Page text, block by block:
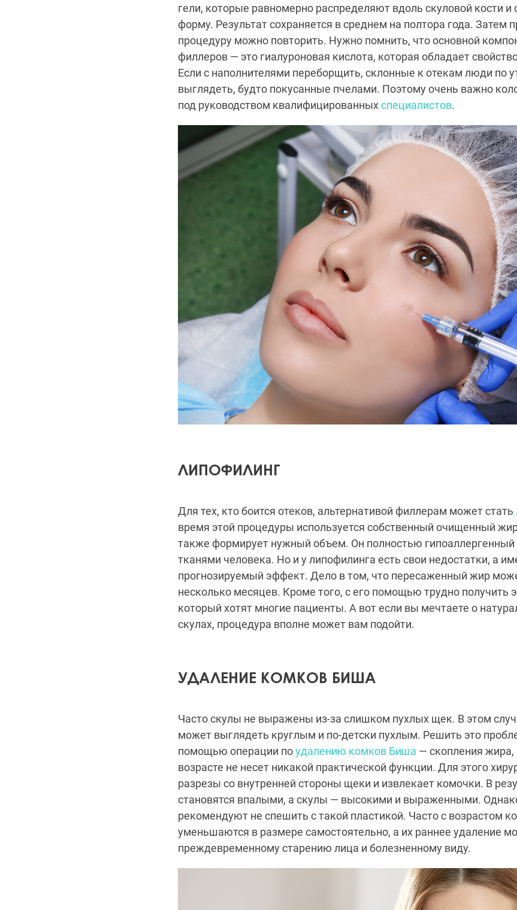
гели, которые равномерно распределяют вдоль скуловой кости
форму. Результат сохраняется в среднем на полтора года. Затем
процедуру можно повторить. Нужно помнить, что основной
филлеров — это гиалуроновая кислота, которая обладает
Если с наполнителями переборщить, склонные к отекам люди по
выглядеть, будто покусанные пчелами. Поэтому очень важно
под руководством квалифицированныхспециалистов.
ЛИПОФИЛИНГ
Для тех, кто боится отеков, альтернативой филлерам может стать
время этой процедуры используется собственный очищенный
также формирует нужный объем. Он полностью гипоаллергенный
тканями человека. Но и у липофилинга есть свои недостатки, а
прогнозируемый эффект. Дело в том, что пересаженный жир
несколько месяцев. Кроме того, с его помощью трудно получить
который хотят многие пациенты. А вот если вы мечтаете о
скулах, процедура вполне может вам подойти.
УДАЛЕНИЕ КОМКОВ БИША
Часто скулы не выражены из-за слишком пухлых щек. В этом
может выглядеть круглым и по-детски пухлым. Решить это
помощью операции поудалению комков Биша — скопления жира,
возрасте не несет никакой практической функции. Для этого
разрезы со внутренней стороны щеки и извлекает комочки. В
становятся впалыми, а скулы — высокими и выраженными.
рекомендуют не спешить с такой пластикой. Часто с возрастом
уменьшаются в размере самостоятельно, а их раннее удаление
преждевременному старению лица и болезненному виду.